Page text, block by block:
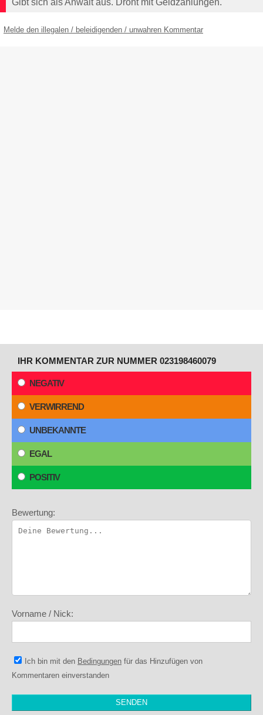
Gibt sich als Anwalt aus. Droht mit Geldzahlungen.
Melde den illegalen / beleidigenden / unwahren Kommentar
IHR KOMMENTAR ZUR NUMMER 023198460079
NEGATIV
VERWIRREND
UNBEKANNTE
EGAL
POSITIV
Bewertung:
Vorname / Nick:
Ich bin mit den Bedingungen für das Hinzufügen von
Kommentaren einverstanden